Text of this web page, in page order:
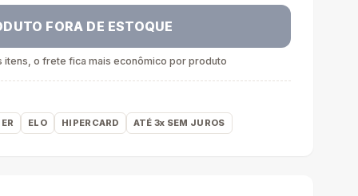
FORA DE ESTOQUE
itens, o frete fica mais econômico por produto
ELO HIPERCARD ATÉ 3x SEM JUROS